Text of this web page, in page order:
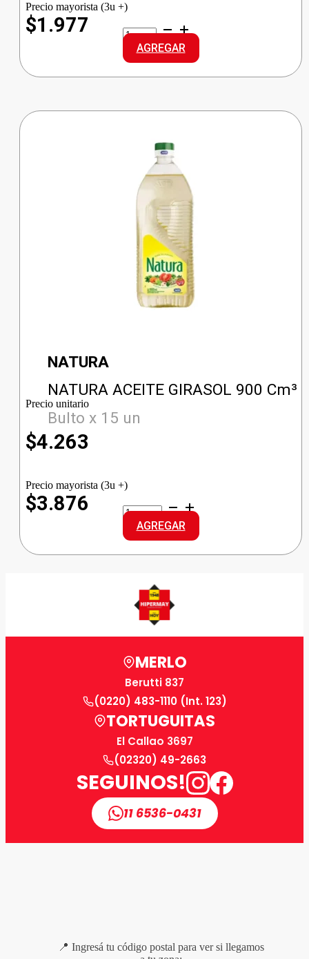
Precio mayorista (3u +)
$1.977
GALLO
ARROZ
G.LARGO
cantidad
AGREGAR
NATURA
NATURA ACEITE GIRASOL 900 Cm³
Bulto x 15 un
Precio unitario
$4.263
Precio mayorista (3u +)
$3.876
NATURA
ACEITE
GIRASOL
cantidad
AGREGAR
MERLO
Berutti 837
(0220) 483-1110 (Int. 123)
TORTUGUITAS
El Callao 3697
(02320) 49-2663
SEGUINOS!
11 6536-0431
📍 Ingresá tu código postal para ver si llegamos